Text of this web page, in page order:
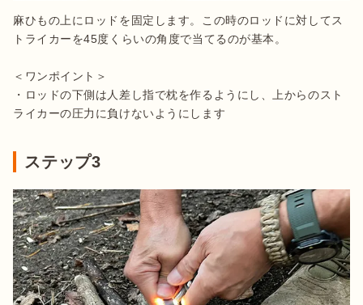
麻ひもの上にロッドを固定します。この時のロッドに対してス
トライカーを45度くらいの角度で当てるのが基本。
＜ワンポイント＞
・ロッドの下側は人差し指で枕を作るようにし、上からのスト
ライカーの圧力に負けないようにします
ステップ3